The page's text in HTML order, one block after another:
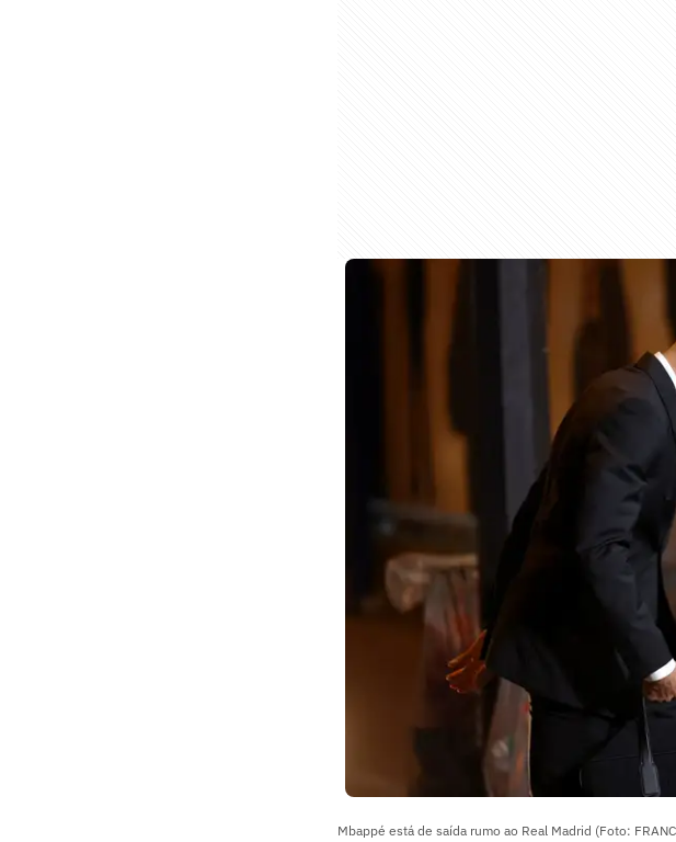
Mbappé está de saída rumo ao Real Madrid (Foto: